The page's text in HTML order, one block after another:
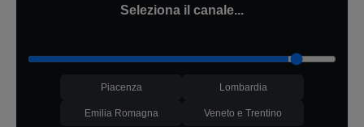
Seleziona il canale...
Piacenza Lombardia
Emilia Romagna Veneto e Trentino